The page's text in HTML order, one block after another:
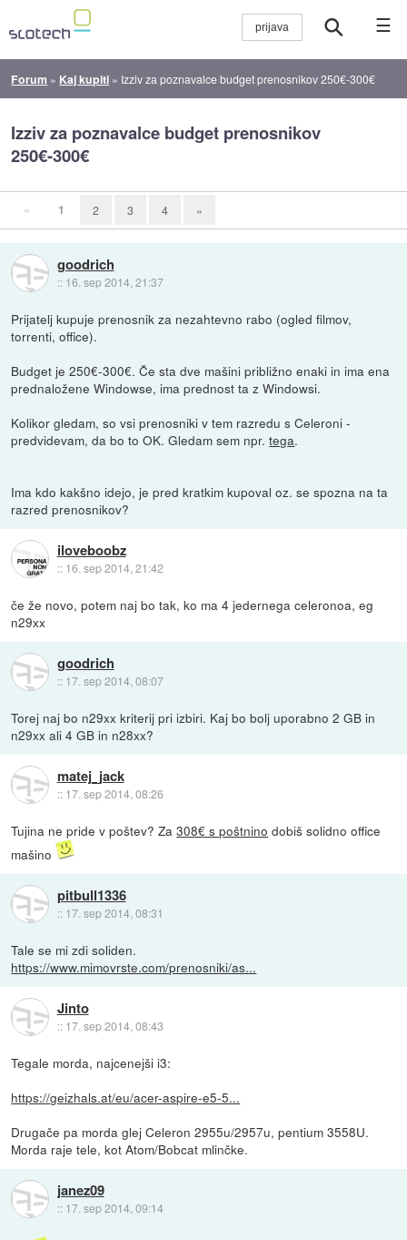
☰
Forum » Kaj kupiti » Izziv za poznavalce budget prenosnikov 250€-300€
Izziv za poznavalce budget prenosnikov
250€-300€
« 1 2 3 4 »
goodrich
:: 16. sep 2014, 21:37
Prijatelj kupuje prenosnik za nezahtevno rabo (ogled filmov,
torrenti, office).
Budget je 250€-300€. Če sta dve mašini približno enaki in ima ena
prednaložene Windowse, ima prednost ta z Windowsi.
Kolikor gledam, so vsi prenosniki v tem razredu s Celeroni -
predvidevam, da bo to OK. Gledam sem npr.tega.
Ima kdo kakšno idejo, je pred kratkim kupoval oz. se spozna na ta
razred prenosnikov?
iloveboobz
:: 16. sep 2014, 21:42
če že novo, potem naj bo tak, ko ma 4 jedernega celeronoa, eg
n29xx
goodrich
:: 17. sep 2014, 08:07
Torej naj bo n29xx kriterij pri izbiri. Kaj bo bolj uporabno 2 GB in
n29xx ali 4 GB in n28xx?
matej_jack
:: 17. sep 2014, 08:26
Tujina ne pride v poštev? Za308€ s poštnino dobiš solidno office
mašino
pitbull1336
:: 17. sep 2014, 08:31
Tale se mi zdi soliden.
https://www.mimovrste.com/prenosniki/as...
Jinto
:: 17. sep 2014, 08:43
Tegale morda, najcenejši i3:
https://geizhals.at/eu/acer-aspire-e5-5...
Drugače pa morda glej Celeron 2955u/2957u, pentium 3558U.
Morda raje tele, kot Atom/Bobcat mlinčke.
janez09
:: 17. sep 2014, 09:14